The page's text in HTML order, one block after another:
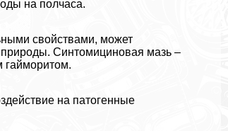
на полчаса.
свойствами, может
природы. Синтомициновая мазь –
гайморитом.
на патогенные